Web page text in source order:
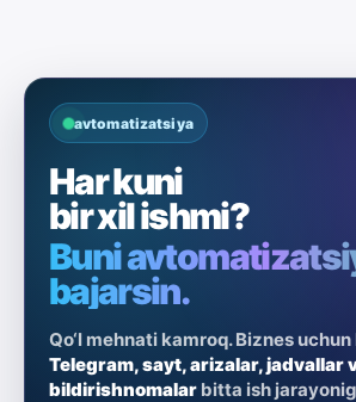
avtomatizatsiya
Har kuni
bir xil ishmi?
Buni
bajarsin.
Qo‘l mehnati kamroq. Biznes uchun
Telegram, sayt, arizalar, jadvallar
bildirishnomalar bitta ish